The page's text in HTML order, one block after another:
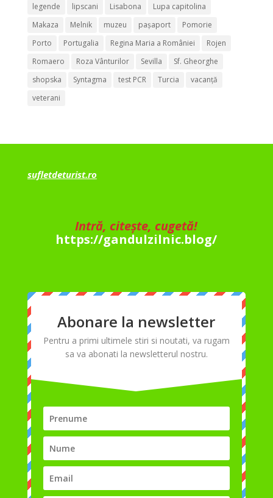
legende
lipscani Lisabona
Lupa capitolina
Makaza
Melnik muzeu pașaport
Pomorie
Porto
Portugalia Regina Maria a României
Rojen
Romaero
Roza Vânturilor Sevilla
Sf. Gheorghe
shopska
Syntagma test PCR Turcia
vacanță
veterani
sufletdeturist.ro
Intră, citește, cugetă!
https://gandulzilnic.blog/
Abonare la newsletter
Pentru a primi ultimele stiri si noutati, va rugam
sa va abonati la newsletterul nostru.